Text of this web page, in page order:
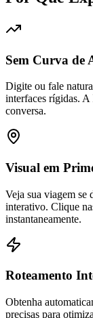
Sem Curva de
Digite ou fale
interfaces rígidas. A
conversa.
Visual em
Veja sua viagem se
interativo. Clique
instantaneamente.
Roteamento
Obtenha
precisas para